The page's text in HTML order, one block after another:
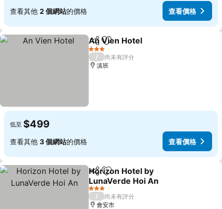
查看其他 2 個網站的價格 查看價格
分享 加入我的最愛
An Vien Hotel
3 星級
/
尚未有評分
滇班
低至 $499
查看其他 3 個網站的價格 查看價格
分享 加入我的最愛
Horizon Hotel by
LunaVerde Hoi An
查看價格
3 星級
/
尚未有評分
會安市